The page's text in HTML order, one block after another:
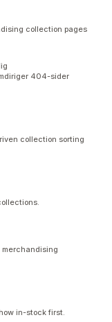
collection pages
404-sider
collection sorting
in-stock first.